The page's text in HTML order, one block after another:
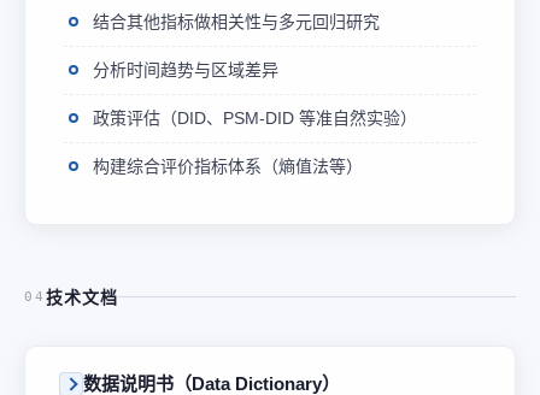
结合其他指标做相关性与多元回归研究
分析时间趋势与区域差异
政策评估（DID、PSM-DID 等准自然实验）
构建综合评价指标体系（熵值法等）
04 技术文档
数据说明书（Data Dictionary）